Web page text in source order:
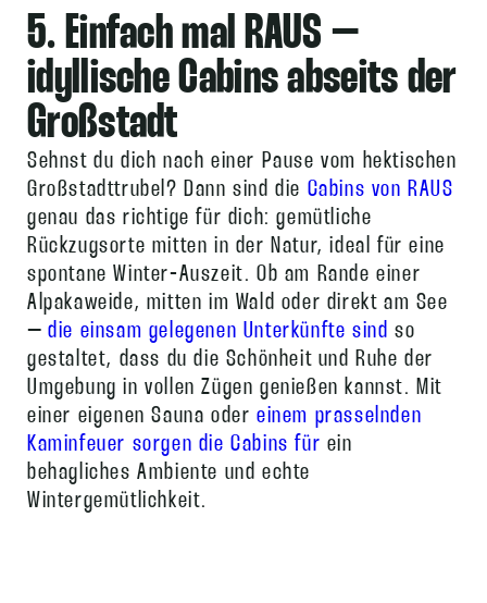
5. Einfach mal RAUS –
idyllische Cabins abseits der
Großstadt
Sehnst du dich nach einer Pause vom hektischen
Großstadttrubel? Dann sind die Cabins von RAUS
genau das richtige für dich: gemütliche
Rückzugsorte mitten in der Natur, ideal für eine
spontane Winter-Auszeit. Ob am Rande einer
Alpakaweide, mitten im Wald oder direkt am See
–die einsam gelegenen Unterkünfte sind so
gestaltet, dass du die Schönheit und Ruhe der
Umgebung in vollen Zügen genießen kannst. Mit
einer eigenen Sauna odereinem prasselnden
Kaminfeuer sorgen die Cabins für ein
behagliches Ambiente und echte
Wintergemütlichkeit.